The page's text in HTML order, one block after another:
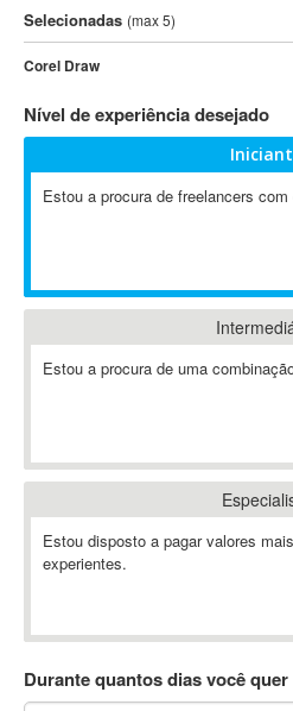
3DS Max
3GSM
4D Dimension
802.11
A&P
A2Billing
ABAP
ABBYY FineReader
Ableton Live
Abstract
Abstract Window Toolkit (AWT)
AC Drives
ACARS
Selecionadas (max 5)
Corel Draw
Nível de experiência desejado
Estou a procura de freelancers
Estou a procura de uma
Estou disposto a pagar valores
experientes.
Durante quantos dias você